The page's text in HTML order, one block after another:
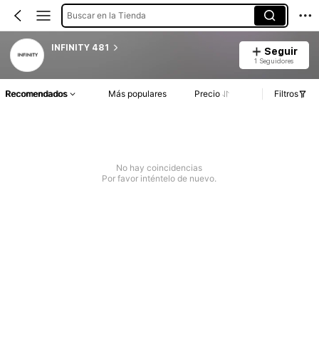
Buscar en la Tienda
INFINITY 481 Seguir
1 Seguidores
Recomendados Más populares Precio Filtros
No hay coincidencias
Por favor inténtelo de nuevo.